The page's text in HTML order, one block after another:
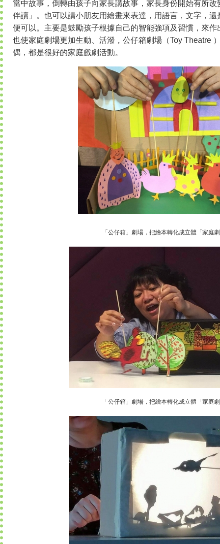
當中故事，倒轉由孩子向家長講故事，家長身份開始有所
伴讀」。也可以請小朋友用繪畫來表達，用語言，文字，
便可以。主要是鼓勵孩子根據自己的智能強項及習慣，來
也使家庭劇場更加生動、活潑，公仔箱劇場（Toy Theatre
偶，都是很好的家庭戲劇活動。
「公仔箱」劇場，把繪本轉化成立體「家庭
「公仔箱」劇場，把繪本轉化成立體「家庭